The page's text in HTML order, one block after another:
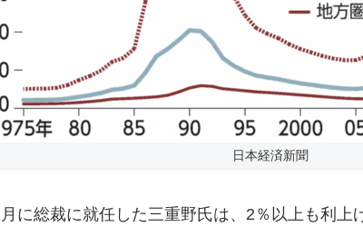
日本経済新聞
に総裁に就任した三重野氏は、2％以上も利上